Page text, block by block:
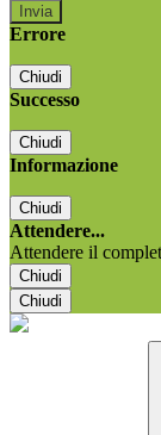
Errore
Chiudi
Successo
Chiudi
Informazione
Chiudi
Attendere...
Attendere il
Chiudi
Chiudi